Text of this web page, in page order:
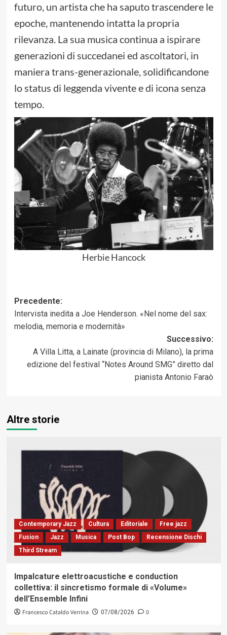
futuro, un artista che ha saputo trascendere le
epoche, mantenendo intatta la propria
rilevanza. La sua musica continua a ispirare
generazioni di succedanei ed ascoltatori, in
maniera trans-generazionale, solidificandone
lo status di leggenda vivente e di icona senza
tempo.
Herbie Hancock
Navigazione
articolo
Precedente:
Intervista inedita a Joe Henderson. «Nel nome del sax:
melodia, memoria e modernità»
Successivo:
A Villa Litta, a Lainate (provincia di Milano), la prima
edizione del festival “Notes Around SMG” diretto dal
pianista Antonio Faraò
Altre storie
Contemporary Jazz Cultura Editoriale
Free jazz
Fusion
Jazz Musica Post Bop
Recensione Dischi
Third Stream
Impalcature elettroacustiche e conduction
collettiva: il sincretismo formale di «Volume»
dell’Ensemble Infini
Francesco Cataldo Verrina 07/08/2026 0